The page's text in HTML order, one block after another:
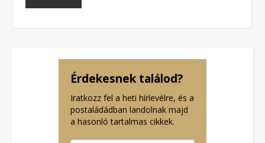
Érdekesnek találod?
Iratkozz fel a heti hírlevélre, és a
postaládádban landolnak majd
a hasonló tartalmas cikkek.